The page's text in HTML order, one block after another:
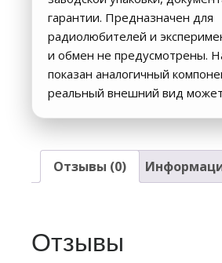
гарантии. Предназначен для
радиолюбителей и
и обмен не предусмотрены.
показан аналогичный
реальный внешний вид может
Отзывы (0)
Отзывы